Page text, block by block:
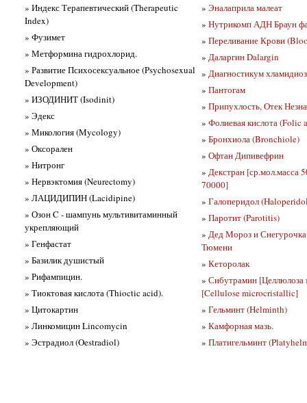
» Индекс Терапевтический (Therapeutic
Index)
» Фузимет
» Метформина гидрохлорид.
» Развитие Психосексуальное (Psychosexual
Development)
» ИЗОДИНИТ (Isodinit)
» Эдекс
» Микология (Mycology)
» Оксорален
» Нитронг
» Нервэктомия (Neurectomy)
» ЛАЦИДИПИН (Lacidipine)
» Озон C - шампунь мультивитаминный
укрепляющий
» Генфастат
» Базилик душистый
» Рифампицин.
» Тиоктовая кислота (Thioctic acid).
» Цитокартин
» Линкомицин Lincomycin
» Эстрадиол (Oestradiol)
» Эналаприла малеат
» Нутрикомп АДН Браун
» Переливание Крови
» Даларгин Dalargin
» Диагностикум
» Пантогам
» Припухлость, Отек
» Фолиевая кислота (Folic
» Бронхиола (Bronchiole)
» Офтан Дипивефрин
» Декстран [ср.мол.масса
70000]
» Галоперидол
» Паротит (Parotitis)
» Дед Мороз и
Тюмени
» Кеторолак
» Сибутрамин [Целлюлоза
[Cellulose microcristallic]
» Гельминт (Helminth)
» Камфорная мазь.
» Платигельминт